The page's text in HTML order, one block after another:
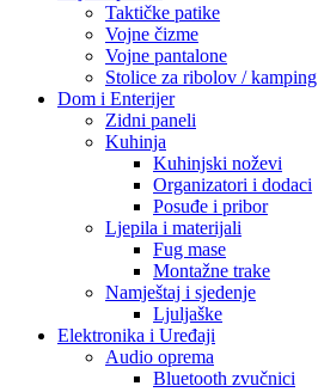
Taktičke patike
Vojne čizme
Vojne pantalone
Stolice za ribolov / kamping
Dom i Enterijer
Zidni paneli
Kuhinja
Kuhinjski noževi
Organizatori i dodaci
Posuđe i pribor
Ljepila i materijali
Fug mase
Montažne trake
Namještaj i sjedenje
Ljuljaške
Elektronika i Uređaji
Audio oprema
Bluetooth zvučnici